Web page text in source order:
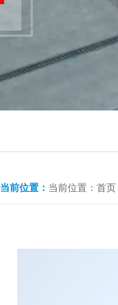
当前位置： 当前位置： 首页